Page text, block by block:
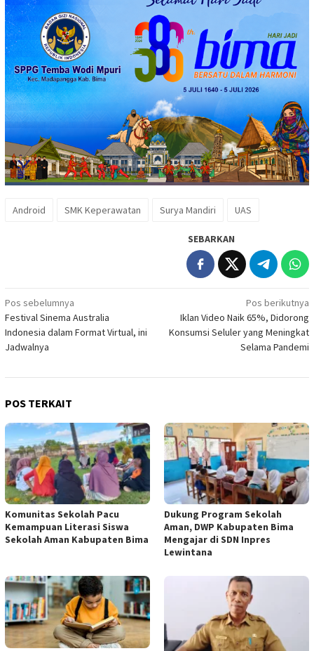
Android SMK Keperawatan Surya Mandiri UAS
SEBARKAN
Navigasi
pos
Pos sebelumnya
Festival Sinema Australia
Indonesia dalam Format Virtual, ini
Jadwalnya
Pos berikutnya
Iklan Video Naik 65%, Didorong
Konsumsi Seluler yang Meningkat
Selama Pandemi
POS TERKAIT
Komunitas Sekolah Pacu
Kemampuan Literasi Siswa
Sekolah Aman Kabupaten Bima
Dukung Program Sekolah
Aman, DWP Kabupaten Bima
Mengajar di SDN Inpres
Lewintana